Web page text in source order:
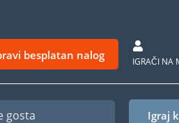
besplatan nalog IGRAČI NA
Igraj